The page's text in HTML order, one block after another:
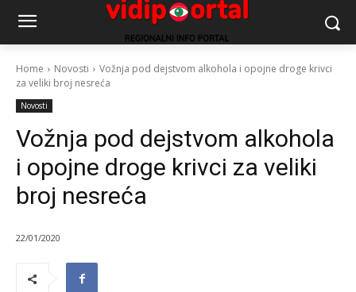
Home Novosti
Vožnja pod dejstvom alkohola i opojne droge krivci
za veliki broj nesreća
Novosti
Vožnja pod dejstvom alkohola
i opojne droge krivci za veliki
broj nesreća
22/01/2020